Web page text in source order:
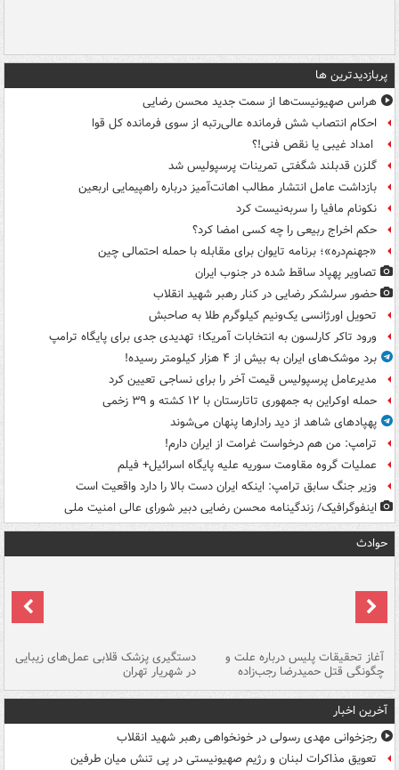
پربازدیدترین ها
هراس صهیونیست‌ها از سمت جدید محسن رضایی
احکام انتصاب شش فرمانده عالی‌رتبه از سوی فرمانده کل قوا
امداد غیبی یا نقص فنی!؟
گلزن قدبلند شگفتی تمرینات پرسپولیس شد
بازداشت عامل انتشار مطالب اهانت‌آمیز درباره راهپیمایی اربعین
نکونام مافیا را سربه‌نیست کرد
حکم اخراج ربیعی را چه کسی امضا کرد؟
«جهنم‌دره»؛ برنامه تایوان برای مقابله با حمله احتمالی چین
تصاویر پهپاد ساقط شده در جنوب ایران
حضور سرلشکر رضایی در کنار رهبر شهید انقلاب
تحویل اورژانسی یک‌ونیم کیلوگرم طلا به صاحبش
ورود تاکر کارلسون به انتخابات آمریکا؛ تهدیدی جدی برای پایگاه ترامپ
برد موشک‌های ایران به بیش از ۴ هزار کیلومتر رسیده!
مدیرعامل پرسپولیس قیمت آخر را برای نساجی تعیین کرد
حمله اوکراین به جمهوری تاتارستان با ۱۲ کشته و ۳۹ زخمی
پهپادهای شاهد از دید رادارها پنهان می‌شوند
ترامپ: من هم درخواست غرامت از ایران دارم!
عملیات گروه مقاومت سوریه علیه پایگاه اسرائیل+ فیلم
وزیر جنگ سابق ترامپ: اینکه ایران دست بالا را دارد واقعیت است
اینفوگرافیک/ زندگینامه محسن رضایی دبیر شورای عالی امنیت‌ ملی
حوادث
آغاز تحقیقات پلیس درباره علت و
چگونگی قتل حمیدرضا رجب‌زاده
دستگیری پزشک قلابی عمل‌های زیبایی
در شهریار تهران
آخرین اخبار
رجزخوانی مهدی رسولی در خونخواهی رهبر شهید انقلاب
تعویق مذاکرات لبنان و رژیم صهیونیستی در پی تنش میان طرفین